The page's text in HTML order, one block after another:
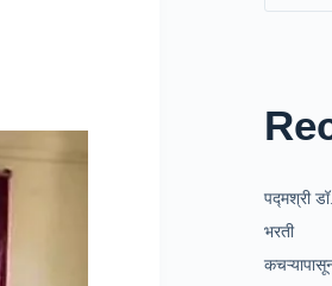
पद्मश्री
भरती